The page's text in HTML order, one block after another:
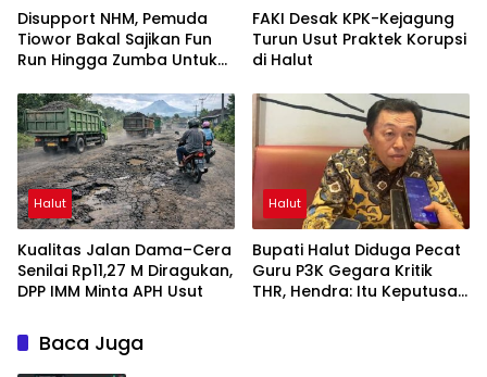
Disupport NHM, Pemuda
Tiowor Bakal Sajikan Fun
Run Hingga Zumba Untuk
FAKI Desak KPK-Kejagung
Turun Usut Praktek Korupsi
di Halut
Halut
Kualitas Jalan Dama–Cera
Senilai Rp11,27 M Diragukan,
DPP IMM Minta APH Usut
Halut
Bupati Halut Diduga Pecat
Guru P3K Gegara Kritik
THR, Hendra: Itu Keputusan
Baca Juga